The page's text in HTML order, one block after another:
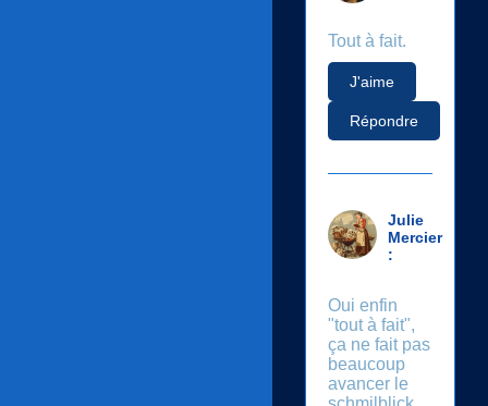
Tout à fait.
J'aime
Répondre
Julie
Mercier
:
Oui enfin
"tout à fait",
ça ne fait pas
beaucoup
avancer le